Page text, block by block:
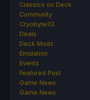
Classics on Deck
Community
Cryobyte33
Deals
Deck Mods
Emulation
Events
Featured Post
Game News
Game News